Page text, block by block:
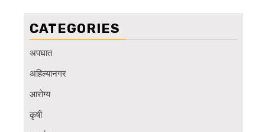
CATEGORIES
अपघात
अहिल्यानगर
आरोग्य
कृषी